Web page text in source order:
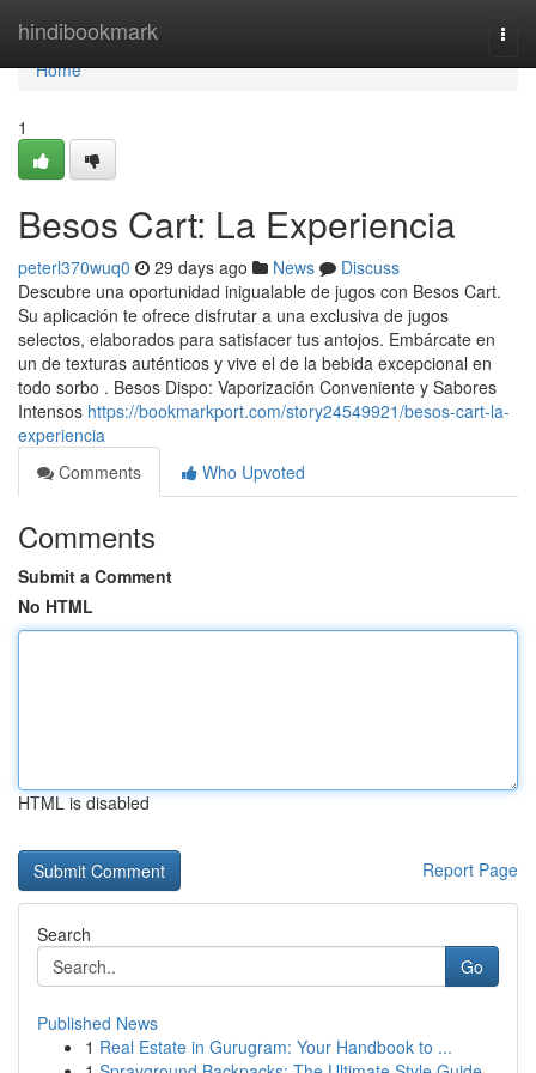
hindibookmark
Home
Home
1
Besos Cart: La Experiencia
peterl370wuq0 29 days ago News
Discuss
Descubre una oportunidad inigualable de jugos con Besos Cart.
Su aplicación te ofrece disfrutar a una exclusiva de jugos
selectos, elaborados para satisfacer tus antojos. Embárcate en
un de texturas auténticos y vive el de la bebida excepcional en
todo sorbo . Besos Dispo: Vaporización Conveniente y Sabores
Intensos https://bookmarkport.com/story24549921/besos-cart-la-
experiencia
Comments
Who Upvoted
Comments
Submit a Comment
No HTML
HTML is disabled
Report Page
Search
Go
Published News
1 Real Estate in Gurugram: Your Handbook to ...